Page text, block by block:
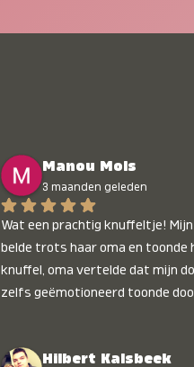
Manou Mols
3 maanden geleden
Wat een prachtig knuffeltje!
belde trots haar oma en toonde
knuffel, oma vertelde dat mijn
zelfs geëmotioneerd toonde
Hilbert Kalsbeek